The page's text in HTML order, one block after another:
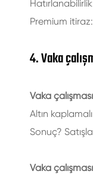
Premium
4. Vaka
Vaka
Altın
Sonuç?
Vaka